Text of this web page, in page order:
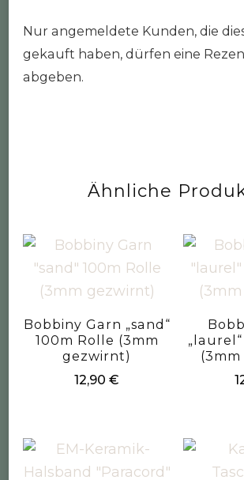
Nur angemeldete Kunden, die
gekauft haben, dürfen eine
abgeben.
Ähnliche
Bobbiny Garn „sand“
100m Rolle (3mm
gezwirnt)
12,90€